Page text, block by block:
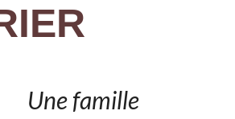
Une famille